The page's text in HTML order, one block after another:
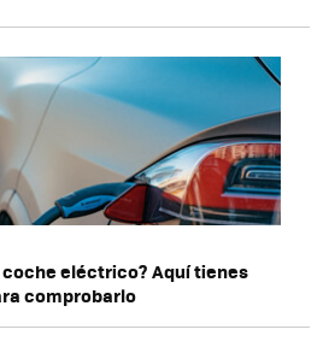
eléctrico? Aquí tienes
comprobarlo